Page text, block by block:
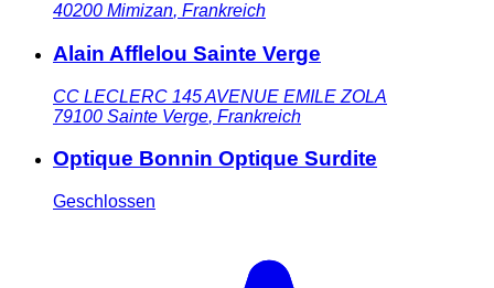
40200 Mimizan, Frankreich
Alain Afflelou Sainte Verge
CC LECLERC 145 AVENUE EMILE ZOLA
79100 Sainte Verge, Frankreich
Optique Bonnin Optique Surdite
Geschlossen